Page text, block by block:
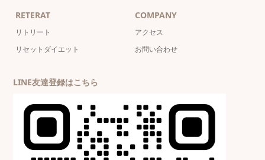
RETERAT
リトリート
リセットダイエット
COMPANY
アクセス
お問い合わせ
LINE友達登録はこちら